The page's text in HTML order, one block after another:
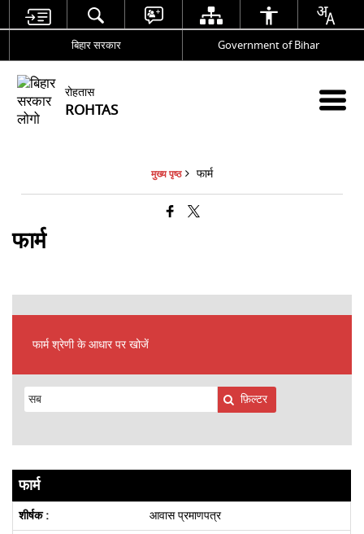
बिहार सरकार Government of Bihar
रोहतास
ROHTAS
मुख्य पृष्ठ फार्म
फार्म
फार्म श्रेणी के आधार पर खोजें
फ़िल्टर
फार्म
आवास प्रमाणपत्र